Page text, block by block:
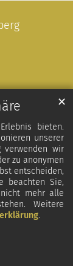
bieten.
unserer
verwenden wir
zu anonymen
entscheiden,
beachten Sie,
mehr alle
Weitere
.
✕